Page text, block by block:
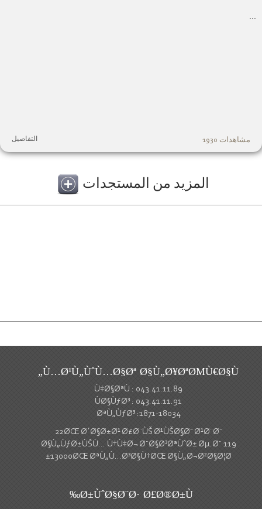
مشاهدات 1930 التفاصيل
المزيد من المستجدات
Ù…Ø¹Ù„ÙˆÙ…Ø§Øª Ø§Ù„Ø¥ØªØΜÙ€Ø§Ù„
Ù‡Ø§ØªÙ : 043.41.11.89
ÙØ§ÙƒØ³ : 043.41.11.91
ØªÙ„ÙƒØ³ :1871-18034
22ØŒ Ø´Ø§Ø±Ø¹ Ø£Ø¨ÙŠ Ø¹ÙŠØ§Ø¯ Ø¹Ø¨Ø¯
Ø§Ù„ÙƒØ±ÙŠÙ… Ù†Ù‡Ø¬ Ø¨Ø§Ø³ØªÙˆØ± Øµ.Ø¨ 119
13000ØŒ ØªÙ„Ù…Ø³Ø§Ù†ØŒ Ø§Ù„Ø¬Ø²Ø§Ø¦Ø±
Ø±ÙˆØ§Ø¨Ø· Ø£Ø®Ø±Ù‰